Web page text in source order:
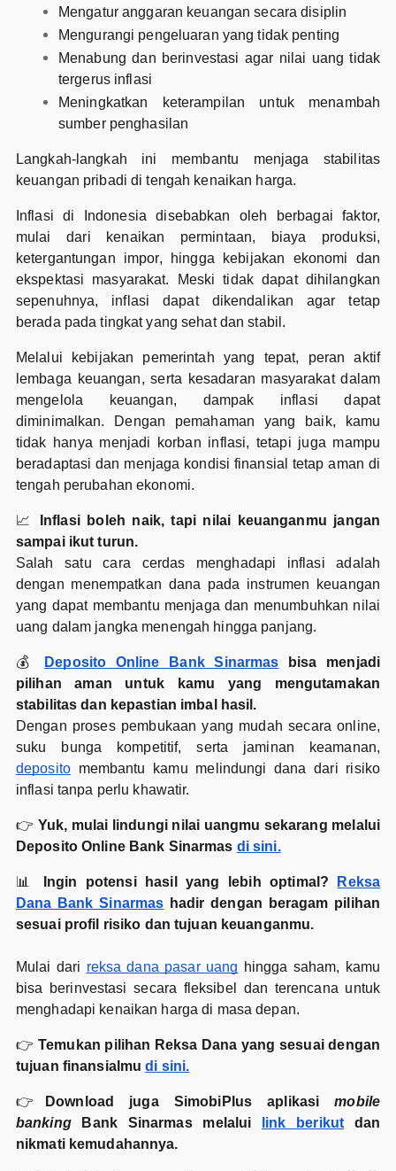
Mengatur anggaran keuangan secara disiplin
Mengurangi pengeluaran yang tidak penting
Menabung dan berinvestasi agar nilai uang tidak
tergerus inflasi
Meningkatkan keterampilan untuk menambah
sumber penghasilan
Langkah-langkah ini membantu menjaga stabilitas
keuangan pribadi di tengah kenaikan harga.
Inflasi di Indonesia disebabkan oleh berbagai faktor,
mulai dari kenaikan permintaan, biaya produksi,
ketergantungan impor, hingga kebijakan ekonomi dan
ekspektasi masyarakat. Meski tidak dapat dihilangkan
sepenuhnya, inflasi dapat dikendalikan agar tetap
berada pada tingkat yang sehat dan stabil.
Melalui kebijakan pemerintah yang tepat, peran aktif
lembaga keuangan, serta kesadaran masyarakat dalam
mengelola keuangan, dampak inflasi dapat
diminimalkan. Dengan pemahaman yang baik, kamu
tidak hanya menjadi korban inflasi, tetapi juga mampu
beradaptasi dan menjaga kondisi finansial tetap aman di
tengah perubahan ekonomi.
📈
Inflasi boleh naik, tapi nilai keuanganmu jangan
sampai ikut turun.
Salah satu cara cerdas menghadapi inflasi adalah
dengan menempatkan dana pada instrumen keuangan
yang dapat membantu menjaga dan menumbuhkan nilai
uang dalam jangka menengah hingga panjang.
💰 Deposito Online Bank Sinarmas bisa menjadi
pilihan aman untuk kamu yang mengutamakan
stabilitas dan kepastian imbal hasil.
Dengan proses pembukaan yang mudah secara online,
suku bunga kompetitif, serta jaminan keamanan,
depositomembantu kamu melindungi dana dari risiko
inflasi tanpa perlu khawatir.
👉 Yuk, mulai lindungi nilai uangmu sekarang melalui
Deposito Online Bank Sinarmas di sini.
📊 Ingin potensi hasil yang lebih optimal?
Reksa
Dana Bank Sinarmas hadir dengan beragam pilihan
sesuai profil risiko dan tujuan keuanganmu.
Mulai dari reksa dana pasar uang hingga saham, kamu
bisa berinvestasi secara fleksibel dan terencana untuk
menghadapi kenaikan harga di masa depan.
👉 Temukan pilihan Reksa Dana yang sesuai dengan
tujuan finansialmudi sini.
👉 Download juga SimobiPlus aplikasimobile
bankingBank Sinarmas melalui link berikut dan
nikmati kemudahannya.